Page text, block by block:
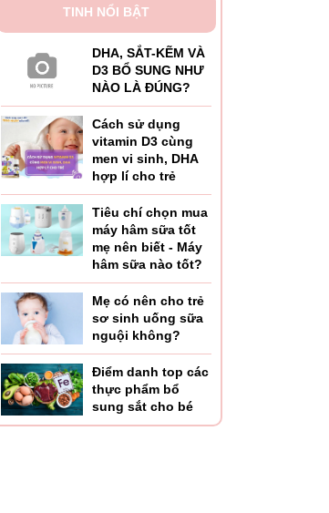
TINH NỔI BẬT
DHA, SẮT-KẼM VÀ
D3 BỔ SUNG NHƯ
NÀO LÀ ĐÚNG?
Cách sử dụng
vitamin D3 cùng
men vi sinh, DHA
hợp lí cho trẻ
Tiêu chí chọn mua
máy hâm sữa tốt
mẹ nên biết - Máy
hâm sữa nào tốt?
Mẹ có nên cho trẻ
sơ sinh uống sữa
nguội không?
Điểm danh top các
thực phẩm bổ
sung sắt cho bé